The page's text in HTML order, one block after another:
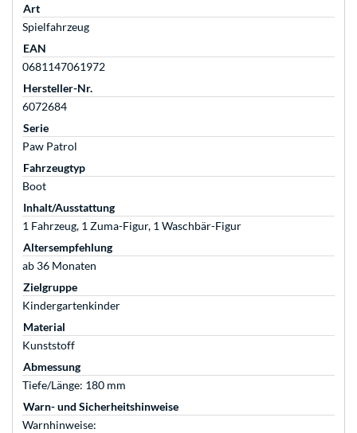
Art
Spielfahrzeug
EAN
0681147061972
Hersteller-Nr.
6072684
Serie
Paw Patrol
Fahrzeugtyp
Boot
Inhalt/Ausstattung
1 Fahrzeug, 1 Zuma-Figur, 1 Waschbär-Figur
Altersempfehlung
ab 36 Monaten
Zielgruppe
Kindergartenkinder
Material
Kunststoff
Abmessung
Tiefe/Länge: 180 mm
Warn- und Sicherheitshinweise
Warnhinweise: